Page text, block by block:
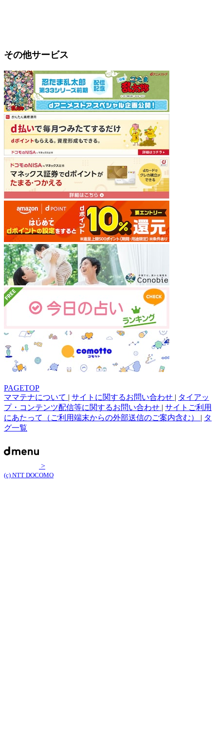
その他サービス
PAGETOP
ママテナについて | サイトに関するお問い合わせ | タイアッ
プ・コンテンツ配信等に関するお問い合わせ | サイトご利用
にあたって（ご利用端末からの外部送信のご案内含む） | タ
グ一覧
>
(c) NTT DOCOMO